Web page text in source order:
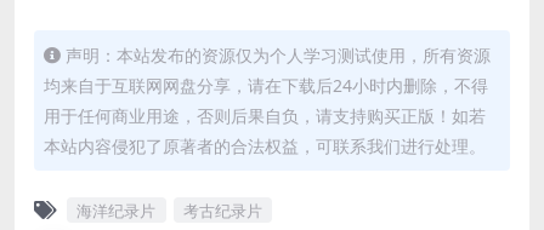
声明：本站发布的资源仅为个人学习测试使用，所有资源
均来自于互联网网盘分享，请在下载后24小时内删除，不得
用于任何商业用途，否则后果自负，请支持购买正版！如若
本站内容侵犯了原著者的合法权益，可联系我们进行处理。
海洋纪录片 考古纪录片